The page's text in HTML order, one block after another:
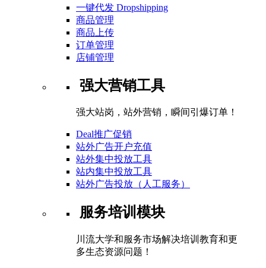
一键代发 Dropshipping
商品管理
商品上传
订单管理
店铺管理
强大营销工具
强大站岗，站外营销，瞬间引爆订单！
Deal推广促销
站外广告开户充值
站外集中投放工具
站内集中投放工具
站外广告投放（人工服务）
服务培训模块
川流大学和服务市场解决培训教育和更
多生态资源问题！